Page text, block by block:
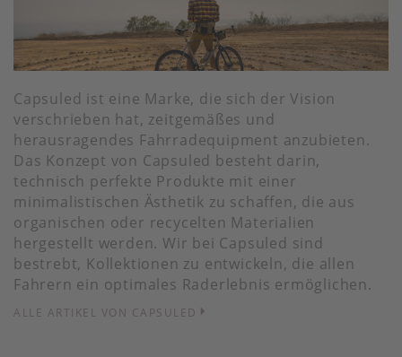
Capsuled ist eine Marke, die sich der Vision
verschrieben hat, zeitgemäßes und
herausragendes Fahrradequipment anzubieten.
Das Konzept von Capsuled besteht darin,
technisch perfekte Produkte mit einer
minimalistischen Ästhetik zu schaffen, die aus
organischen oder recycelten Materialien
hergestellt werden. Wir bei Capsuled sind
bestrebt, Kollektionen zu entwickeln, die allen
Fahrern ein optimales Raderlebnis ermöglichen.
ALLE ARTIKEL VON CAPSULED